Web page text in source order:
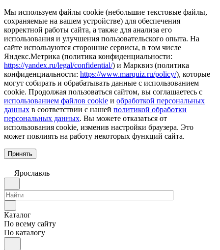
Мы используем файлы cookie (небольшие текстовые файлы,
сохраняемые на вашем устройстве) для обеспечения
корректной работы сайта, а также для анализа его
использования и улучшения пользовательского опыта. На
сайте используются сторонние сервисы, в том числе
Яндекс.Метрика (политика конфиденциальности:
https://yandex.ru/legal/confidential/) и Марквиз (политика
конфиденциальности: https://www.marquiz.ru/policy/), которые
могут собирать и обрабатывать данные с использованием
cookie. Продолжая пользоваться сайтом, вы соглашаетесь с
использованием файлов cookie и обработкой персональных
данных в соответствии с нашей политикой обработки
персональных данных. Вы можете отказаться от
использования cookie, изменив настройки браузера. Это
может повлиять на работу некоторых функций сайта.
Принять
Ярославль
Каталог
По всему сайту
По каталогу